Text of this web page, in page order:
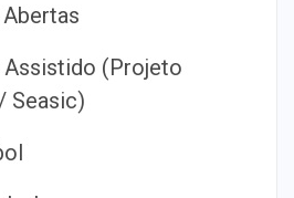
Assistido (Projeto
Seasic)